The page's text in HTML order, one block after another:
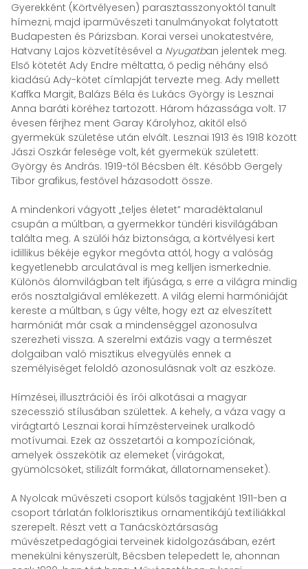
Gyerekként (Körtvélyesen) parasztasszonyoktól tanult
hímezni, majd iparművészeti tanulmányokat folytatott
Budapesten és Párizsban. Korai versei unokatestvére,
Hatvany Lajos közvetítésével a Nyugatban jelentek meg.
Első kötetét Ady Endre méltatta, ő pedig néhány első
kiadású Ady-kötet címlapját tervezte meg. Ady mellett
Kaffka Margit, Balázs Béla és Lukács György is Lesznai
Anna baráti köréhez tartozott. Három házassága volt. 17
évesen férjhez ment Garay Károlyhoz, akitől első
gyermekük születése után elvált. Lesznai 1913 és 1918 között
Jászi Oszkár felesége volt, két gyermekük született:
György és András. 1919-től Bécsben élt. Később Gergely
Tibor grafikus, festővel házasodott össze.
A mindenkori vágyott „teljes életet” maradéktalanul
csupán a múltban, a gyermekkor tündéri kisvilágában
találta meg. A szülői ház biztonsága, a körtvélyesi kert
idillikus békéje egykor megóvta attól, hogy a valóság
kegyetlenebb arculatával is meg kelljen ismerkednie.
Különös álomvilágban telt ifjúsága, s erre a világra mindig
erős nosztalgiával emlékezett. A világ elemi harmóniáját
kereste a múltban, s úgy vélte, hogy ezt az elveszített
harmóniát már csak a mindenséggel azonosulva
szerezheti vissza. A szerelmi extázis vagy a természet
dolgaiban való misztikus elvegyülés ennek a
személyiséget feloldó azonosulásnak volt az eszköze.
Hímzései, illusztrációi és írói alkotásai a magyar
szecesszió stílusában születtek. A kehely, a váza vagy a
virágtartó Lesznai korai hímzésterveinek uralkodó
motívumai. Ezek az összetartói a kompozíciónak,
amelyek összekötik az elemeket (virágokat,
gyümölcsöket, stilizált formákat, állatornamenseket).
A Nyolcak művészeti csoport külsős tagjaként 1911-ben a
csoport tárlatán folklorisztikus ornamentikájú textíliákkal
szerepelt. Részt vett a Tanácsköztársaság
művészetpedagógiai terveinek kidolgozásában, ezért
menekülni kényszerült, Bécsben telepedett le, ahonnan